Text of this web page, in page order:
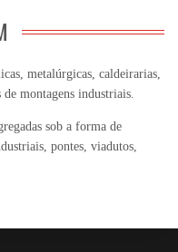
metalúrgicas, caldeirarias,
montagens industriais.
sob a forma de
pontes, viadutos,